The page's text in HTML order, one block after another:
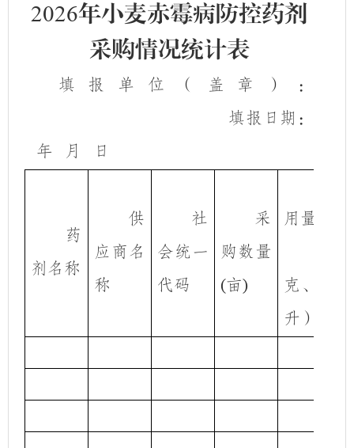
2026年小麦赤霉病防控药剂
采购情况统计表
填报单位（盖章）：
填报日期：
年
月 日
药
剂名称
供
应商名
称
社
会统一
代码
采
购数量
(亩)
用量
克、毫
升）